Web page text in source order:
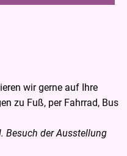
wir gerne auf Ihre
zu Fuß, per Fahrrad, Bus
Besuch der Ausstellung